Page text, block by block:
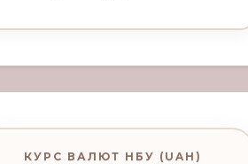
КУРС ВАЛЮТ НБУ (UAH)